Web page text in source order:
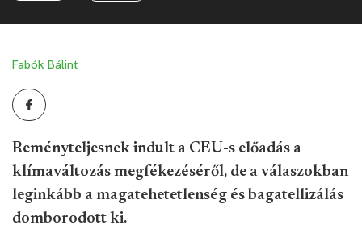
Fabók Bálint
Reményteljesnek indult a CEU-s előadás a
klímaváltozás megfékezéséről, de a válaszokban
leginkább a magatehetetlenség és bagatellizálás
domborodott ki.